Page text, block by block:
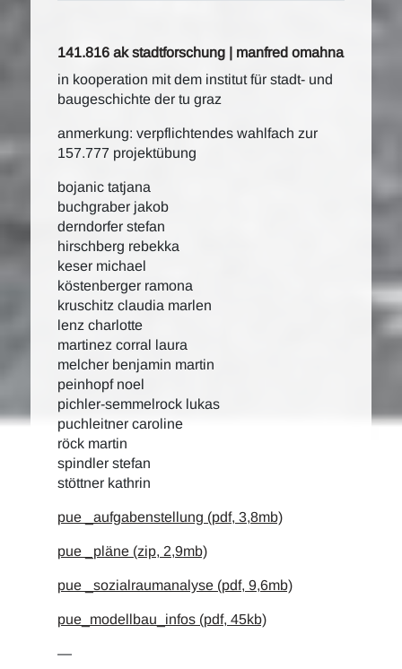
141.816 ak stadtforschung | manfred omahna
in kooperation mit dem institut für stadt- und
baugeschichte der tu graz
anmerkung: verpflichtendes wahlfach zur
157.777 projektübung
bojanic tatjana
buchgraber jakob
derndorfer stefan
hirschberg rebekka
keser michael
köstenberger ramona
kruschitz claudia marlen
lenz charlotte
martinez corral laura
melcher benjamin martin
peinhopf noel
pichler-semmelrock lukas
puchleitner caroline
röck martin
spindler stefan
stöttner kathrin
pue _aufgabenstellung (pdf, 3,8mb)
pue _pläne (zip, 2,9mb)
pue _sozialraumanalyse (pdf, 9,6mb)
pue_modellbau_infos (pdf, 45kb)
—